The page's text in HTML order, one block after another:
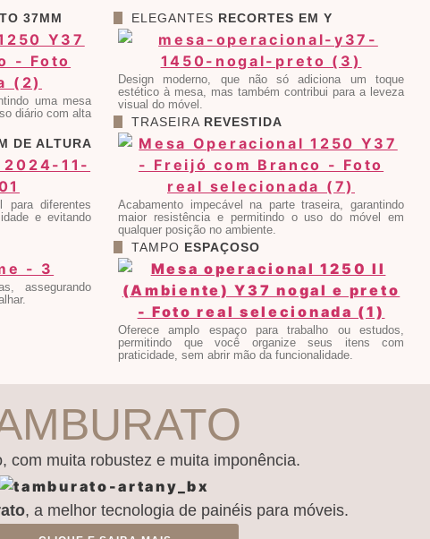
37MM
uma mesa
diário com alta
DE ALTURA
para diferentes
e evitando
assegurando
ELEGANTES RECORTES EM Y
Design moderno, que não só adiciona um toque
estético à mesa, mas também contribui para a leveza
visual do móvel.
TRASEIRA REVESTIDA
Acabamento impecável na parte traseira, garantindo
maior resistência e permitindo o uso do móvel em
qualquer posição no ambiente.
TAMPO ESPAÇOSO
Oferece amplo espaço para trabalho ou estudos,
permitindo que você organize seus itens com
praticidade, sem abrir mão da funcionalidade.
com muita robustez e muita imponência.
, a melhor tecnologia de painéis para móveis.